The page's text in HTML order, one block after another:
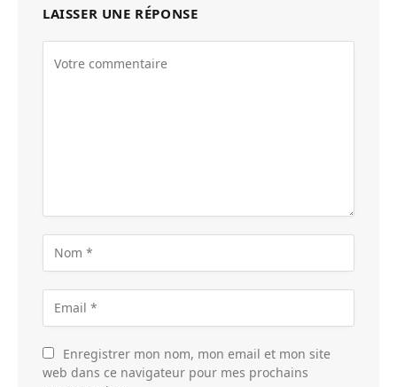
LAISSER UNE RÉPONSE
Enregistrer mon nom, mon email et mon site
web dans ce navigateur pour mes prochains